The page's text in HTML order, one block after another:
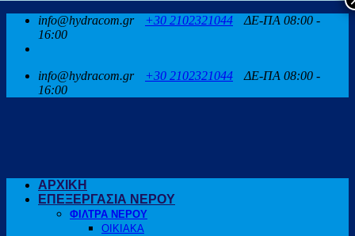
Μετάβαση
περιεχόμενο
info@hydracom.gr +30 2102321044
ΔΕ-ΠΑ 08:00 -
16:00
info@hydracom.gr +30 2102321044
ΔΕ-ΠΑ 08:00 -
16:00
ΑΡΧΙΚΗ
ΕΠΕΞΕΡΓΑΣΙΑ ΝΕΡΟΥ
ΦΙΛΤΡΑ ΝΕΡΟΥ
ΟΙΚΙΑΚΑ